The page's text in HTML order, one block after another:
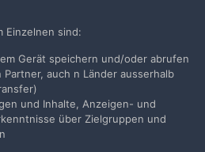
experience/cameras/
einer IMAX 3D Kamera,
nur ein Bildfenster von 65mm
eine 4k Highspeedkamera, die in
knapp ein halbes Jahrzehnt
Phantom64 auch alleine als S3D
Einzelnen sind:
Gerät speichern und/oder abrufen
auch n Länder ausserhalb
und Inhalte, Anzeigen- und
über Zielgruppen und